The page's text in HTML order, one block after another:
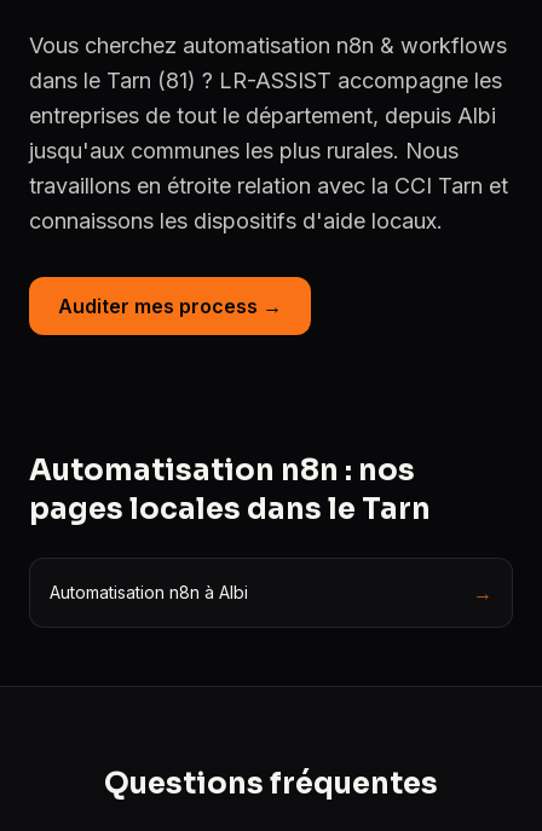
Vous cherchez automatisation n8n & workflows
dans le Tarn (81) ? LR-ASSIST accompagne les
entreprises de tout le département, depuis Albi
jusqu'aux communes les plus rurales. Nous
travaillons en étroite relation avec la CCI Tarn et
connaissons les dispositifs d'aide locaux.
Auditer mes process →
Automatisation n8n : nos
pages locales dans le Tarn
Automatisation n8n à Albi →
Questions fréquentes